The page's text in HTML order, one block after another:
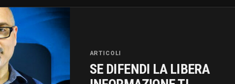
ARTICOLI
SE DIFENDI LA LIBERA